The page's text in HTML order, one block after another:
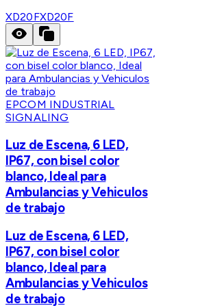
XD20FXD20F
EPCOM INDUSTRIAL
SIGNALING
Luz de Escena, 6 LED,
IP67, con bisel color
blanco, Ideal para
Ambulancias y Vehiculos
de trabajo
Luz de Escena, 6 LED,
IP67, con bisel color
blanco, Ideal para
Ambulancias y Vehiculos
de trabajo